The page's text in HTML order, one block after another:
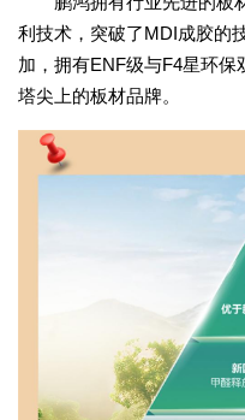
利技术，突破了MDI成胶的
加，拥有ENF级与F4星环
塔尖上的板材品牌。